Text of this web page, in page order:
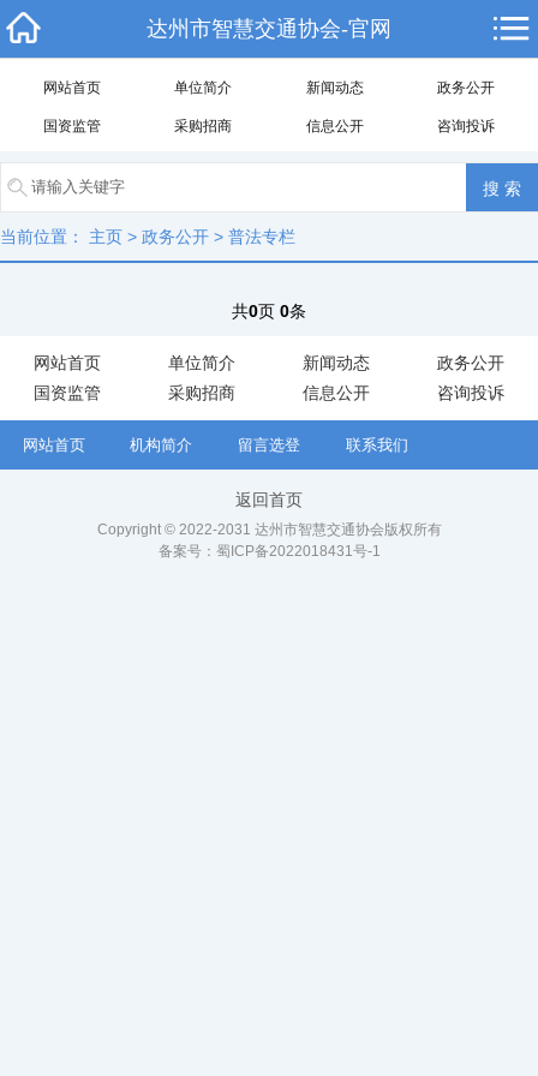
达州市智慧交通协会-官网
网站首页 单位简介 新闻动态 政务公开
国资监管 采购招商 信息公开 咨询投诉
当前位置： 主页 > 政务公开 > 普法专栏
共0页 0条
网站首页 单位简介 新闻动态
政务公开
国资监管
采购招商 信息公开 咨询投诉
网站首页 机构简介 留言选登 联系我们
返回首页
Copyright © 2022-2031 达州市智慧交通协会版权所有
备案号： 蜀ICP备2022018431号-1